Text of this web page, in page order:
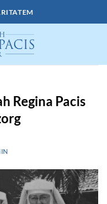
Regina Pacis